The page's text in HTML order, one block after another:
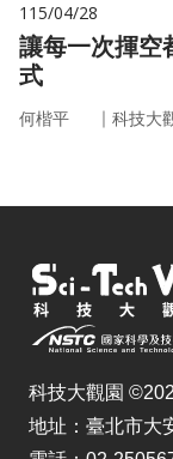
115/04/28
讓每一次揮
式
何楷平 ｜ 科技大
科技大觀園
地址：臺北市大